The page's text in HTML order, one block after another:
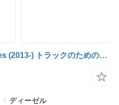
Volvo FH, FM, FMX-4 series (2013-) トラックのためのKnorr-Bremse K027386 ブレーキ制御バルブ
ディーゼル